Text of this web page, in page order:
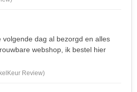
volgende dag al bezorgd en alles
webshop, ik bestel hier
Review)